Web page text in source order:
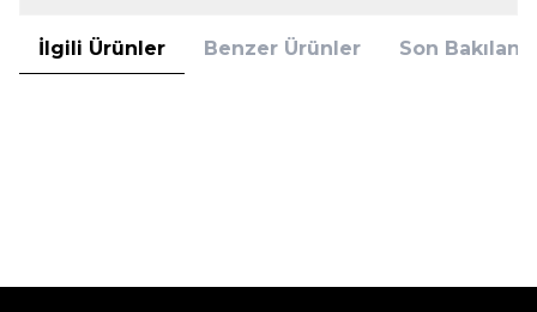
İlgili Ürünler Benzer Ürünler Son